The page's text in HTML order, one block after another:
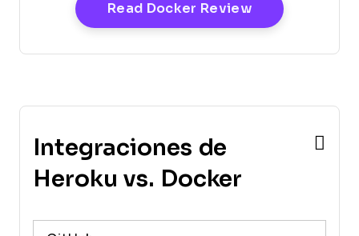
Read Docker ReviewOpens New
Integraciones de
Heroku vs. Docker